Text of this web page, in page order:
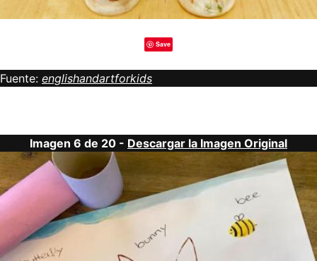
Save
Fuente: englishandartforkids
Imagen 6 de 20 - Descargar la Imagen Original